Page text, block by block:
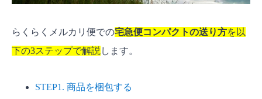
らくらくメルカリ便での宅急便コンパクトの送り方を以
下の3ステップで解説 します。
STEP1. 商品を梱包する